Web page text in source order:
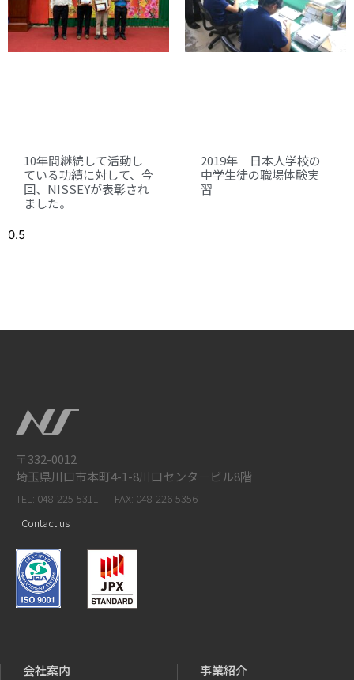
10年間継続して活動し
ている功績に対して、今
回、NISSEYが表彰され
ました。
2019年 日本人学校の
中学生徒の職場体験実
習
〒332-0012
埼玉県川口市本町4-1-8川口センタ－ビル8階
TEL: 048-225-5311
FAX: 048-226-5356
Contact us
会社案内 事業紹介